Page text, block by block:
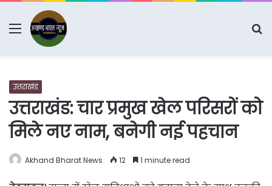
Menu
उत्तराखंड
उत्तराखंड: चार प्रमुख खेल परिसरों को
मिले नए नाम, बनेगी नई पहचान
Akhand Bharat News 12 1 minute read